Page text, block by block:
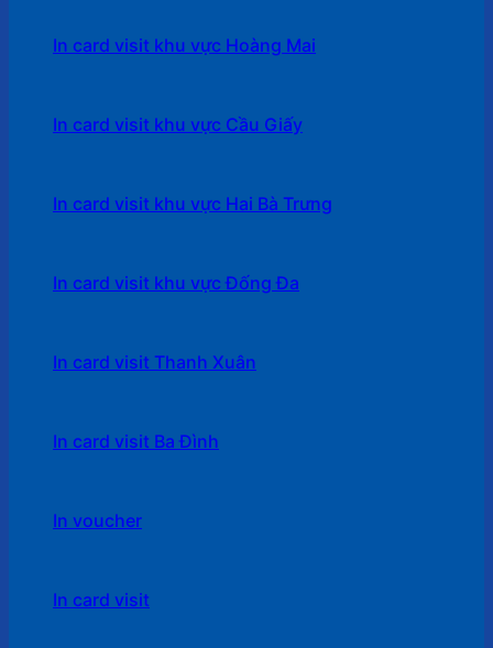
In card visit khu vực Hoàng Mai
In card visit khu vực Cầu Giấy
In card visit khu vực Hai Bà Trưng
In card visit khu vực Đống Đa
In card visit Thanh Xuân
In card visit Ba Đình
In voucher
In card visit